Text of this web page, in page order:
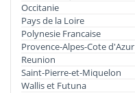
Occitanie
Pays de la Loire
Polynesie Francaise
Provence-Alpes-Cote d'Azur
Reunion
Saint-Pierre-et-Miquelon
Wallis et Futuna